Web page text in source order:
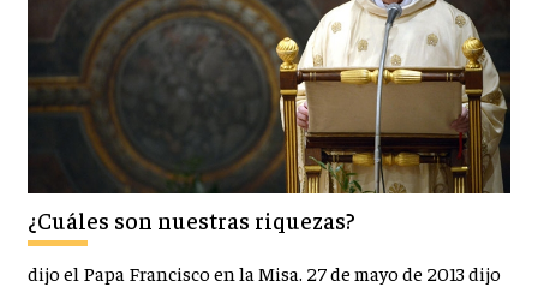
¿Cuáles son nuestras riquezas?
dijo el Papa Francisco en la Misa. 27 de mayo de 2013 dijo